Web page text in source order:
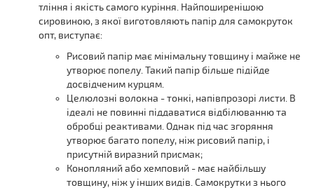
тління і якість самого куріння. Найпоширенішою
сировиною, з якої виготовляють папір для самокруток
опт, виступає:
Рисовий папір має мінімальну товщину і майже не
утворює попелу. Такий папір більше підійде
досвідченим курцям.
Целюлозні волокна - тонкі, напівпрозорі листи. В
ідеалі не повинні піддаватися відбілюванню та
обробці реактивами. Однак під час згоряння
утворює багато попелу, ніж рисовий папір, і
присутній виразний присмак;
Конопляний або хемповий - має найбільшу
товщину, ніж у інших видів. Самокрутки з нього